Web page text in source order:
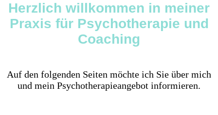
Herzlich willkommen in meiner
Praxis für Psychotherapie und
Coaching
Auf den folgenden Seiten möchte ich Sie über mich
und mein Psycho­therapie­angebot informieren.